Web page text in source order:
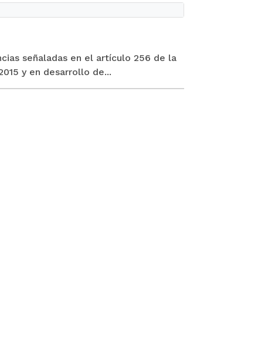
señaladas en el artículo 256 de la
y en desarrollo de...